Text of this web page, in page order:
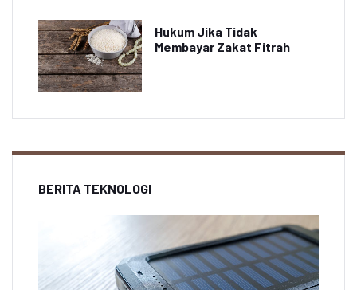
Hukum Jika Tidak
Membayar Zakat Fitrah
BERITA TEKNOLOGI